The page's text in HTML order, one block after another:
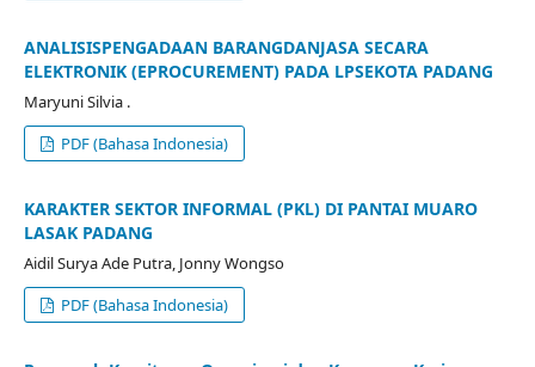
ANALISISPENGADAAN BARANGDANJASA SECARA
ELEKTRONIK (EPROCUREMENT) PADA LPSEKOTA PADANG
Maryuni Silvia .
PDF (Bahasa Indonesia)
KARAKTER SEKTOR INFORMAL (PKL) DI PANTAI MUARO
LASAK PADANG
Aidil Surya Ade Putra, Jonny Wongso
PDF (Bahasa Indonesia)